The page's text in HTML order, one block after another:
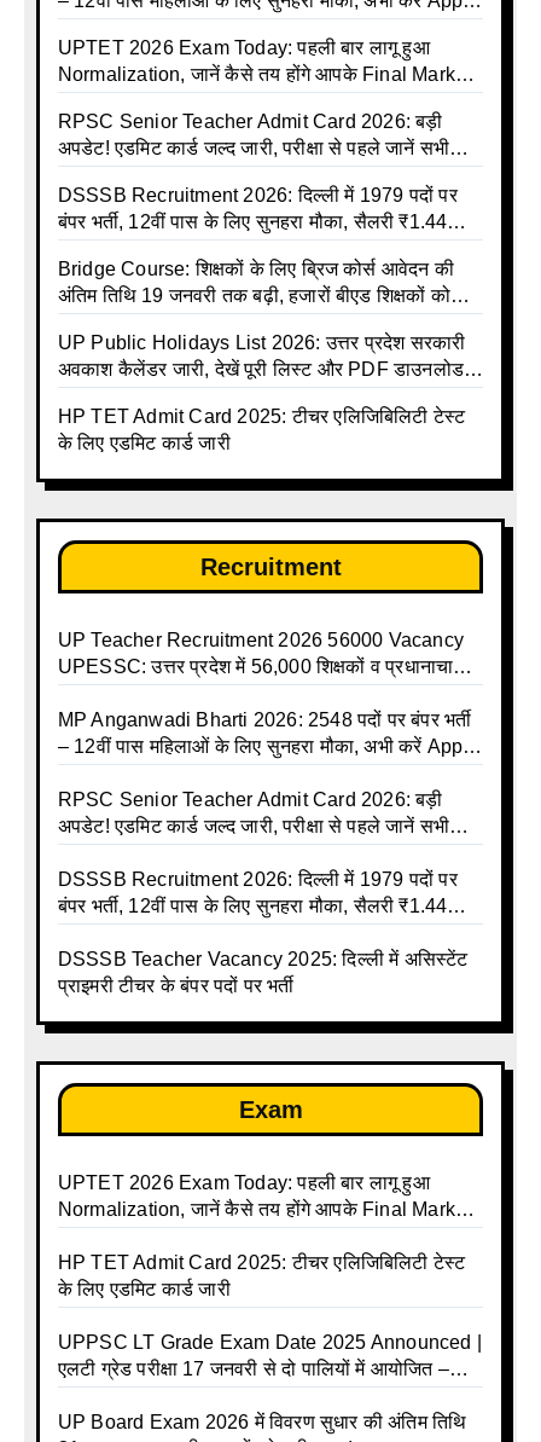
UPTET 2026 Exam Today: पहली बार लागू हुआ
Normalization, जानें कैसे तय होंगे आपके Final Marks
RPSC Senior Teacher Admit Card 2026: बड़ी
अपडेट! एडमिट कार्ड जल्द जारी, परीक्षा से पहले जानें सभी
DSSSB Recruitment 2026: दिल्ली में 1979 पदों पर
बंपर भर्ती, 12वीं पास के लिए सुनहरा मौका, सैलरी ₹1.44
Bridge Course: शिक्षकों के लिए ब्रिज कोर्स आवेदन की
अंतिम तिथि 19 जनवरी तक बढ़ी, हजारों बीएड शिक्षकों को
UP Public Holidays List 2026: उत्तर प्रदेश सरकारी
अवकाश कैलेंडर जारी, देखें पूरी लिस्ट और PDF डाउनलोड
talika | Sarkari Avkash Talika | Up Holidays List |
Holidays Calendar
HP TET Admit Card 2025: टीचर एलिजिबिलिटी टेस्ट
के लिए एडमिट कार्ड जारी
Recruitment
UP Teacher Recruitment 2026 56000 Vacancy
UPESSC: उत्तर प्रदेश में 56,000 शिक्षकों व प्रधानाचार्यों
MP Anganwadi Bharti 2026: 2548 पदों पर बंपर भर्ती
– 12वीं पास महिलाओं के लिए सुनहरा मौका, अभी करें Apply
RPSC Senior Teacher Admit Card 2026: बड़ी
अपडेट! एडमिट कार्ड जल्द जारी, परीक्षा से पहले जानें सभी
DSSSB Recruitment 2026: दिल्ली में 1979 पदों पर
बंपर भर्ती, 12वीं पास के लिए सुनहरा मौका, सैलरी ₹1.44
DSSSB Teacher Vacancy 2025: दिल्ली में असिस्टेंट
प्राइमरी टीचर के बंपर पदों पर भर्ती
Exam
UPTET 2026 Exam Today: पहली बार लागू हुआ
Normalization, जानें कैसे तय होंगे आपके Final Marks
HP TET Admit Card 2025: टीचर एलिजिबिलिटी टेस्ट
के लिए एडमिट कार्ड जारी
UPPSC LT Grade Exam Date 2025 Announced |
एलटी ग्रेड परीक्षा 17 जनवरी से दो पालियों में आयोजित –
UP Board Exam 2026 में विवरण सुधार की अंतिम तिथि